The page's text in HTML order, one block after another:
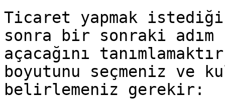
Ticaret yapmak
sonra bir sonraki
açacağını
boyutunu seçmeniz ve
belirlemeniz gerekir: